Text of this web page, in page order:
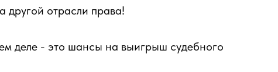
другой отрасли права!
деле - это шансы на выигрыш судебного